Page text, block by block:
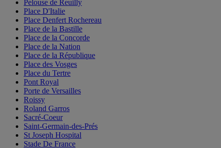
Pelouse de Reuilly
Place D'Italie
Place Denfert Rochereau
Place de la Bastille
Place de la Concorde
Place de la Nation
Place de la République
Place des Vosges
Place du Tertre
Pont Royal
Porte de Versailles
Roissy
Roland Garros
Sacré-Coeur
Saint-Germain-des-Prés
St Joseph Hospital
Stade De France